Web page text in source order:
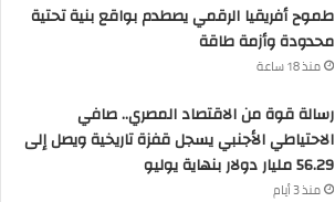
طموح أفريقيا الرقمي يصطدم بواقع بنية تحتية
محدودة وأزمة طاقة
منذ 18 ساعة
رسالة قوة من الاقتصاد المصري.. صافي
الاحتياطي الأجنبي يسجل قفزة تاريخية ويصل إلى
56.29 مليار دولار بنهاية يوليو
منذ 3 أيام